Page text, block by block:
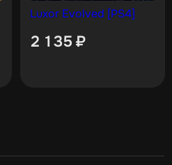
Luxor Evolved [PS4]
2 135 ₽